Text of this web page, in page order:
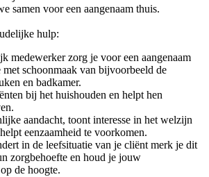
samen voor een aangenaam thuis.
hulp:
medewerker zorg je voor een aangenaam
schoonmaak van bijvoorbeeld de
en badkamer.
bij het huishouden en helpt hen
aandacht, toont interesse in het welzijn
eenzaamheid te voorkomen.
in de leefsituatie van je cliënt merk je dit
zorgbehoefte en houd je jouw
de hoogte.